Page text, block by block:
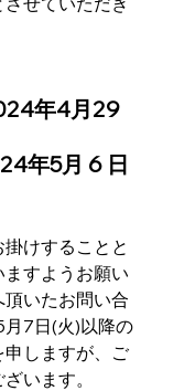
年4月29
年5月 6 日
けすることと
すようお願い
いたお問い合
7日(火)以降の
しますが、ご
います。